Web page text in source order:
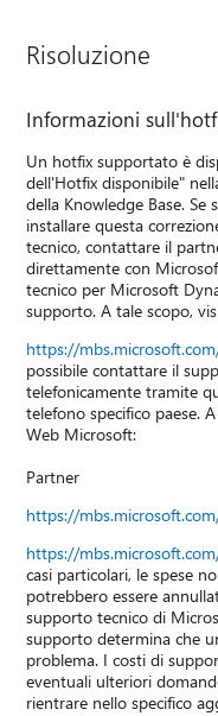
Risoluzione
Informazioni
Un hotfix supportato è
dell'Hotfix disponibile"
della Knowledge Base.
installare questa
tecnico, contattare il
direttamente con
tecnico per Microsoft
supporto. A tale scopo,
https://
possibile contattare il
telefonicamente tramite
telefono specifico paese.
Web Microsoft:
Partner
https://
https://
casi particolari, le spese
potrebbero essere
supporto tecnico di
supporto determina che
problema. I costi di
eventuali ulteriori
rientrare nello specifico